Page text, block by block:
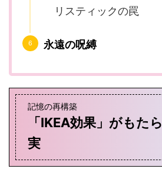
リスティックの罠
永遠の呪縛
記憶の再構築
「IKEA効果」がもた
実